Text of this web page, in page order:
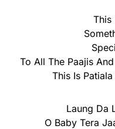
This
To All The Paajis
This Is
Laung Da
O Baby Tera